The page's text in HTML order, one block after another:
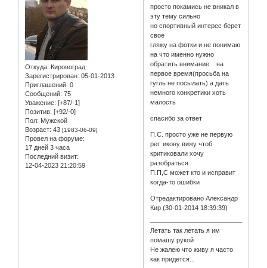
Откуда: Кировоград
Зарегистрирован: 05-01-2013
Приглашений: 0
Сообщений: 75
Уважение: [+87/-1]
Позитив: [+92/-0]
Пол: Мужской
Возраст: 43 [1983-06-09]
Провел на форуме:
17 дней 3 часа
Последний визит:
12-04-2023 21:20:59
просто покамись не вникал в
эту тему сильно
но спортивный интерес берет
свое
гляжу на фотки и не понимаю
на что именно нужно
обратить внимание на
первое время(просьба на
гугль не посылать) а дать
немного конкретики хоть
малость
спасибо за ответ
П.С. просто уже не первую
рег. икону вижу чтоб
критиковали хочу
разобраться
П.П,С может кто и исправит
когда-то ошибки
Отредактировано Александр
Кир (30-01-2014 18:39:39)
Летать так летать я им
помашу рукой
Не жалею что живу я часто
как придется...